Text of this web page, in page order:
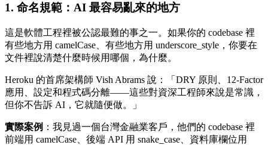
1. 命名規範：AI 最容易亂來的地方
這是軟體工程裡被公認最難的事之一。如果你的 codebase 裡
有些地方用 camelCase、有些地方用 underscore_style，你要在
文件裡說清楚什麼時候用哪個，為什麼。
Heroku 的首席架構師 Vish Abrams 說：「DRY 原則、12-Factor
應用、設定和程式碼分離——這些對資深工程師來說是常識，
但你不告訴 AI，它就隨便做。」
實際案例 ：我見過一個台灣金融業客戶，他們的 codebase 裡
前端用 camelCase、後端 API 用 snake_case、資料庫欄位用